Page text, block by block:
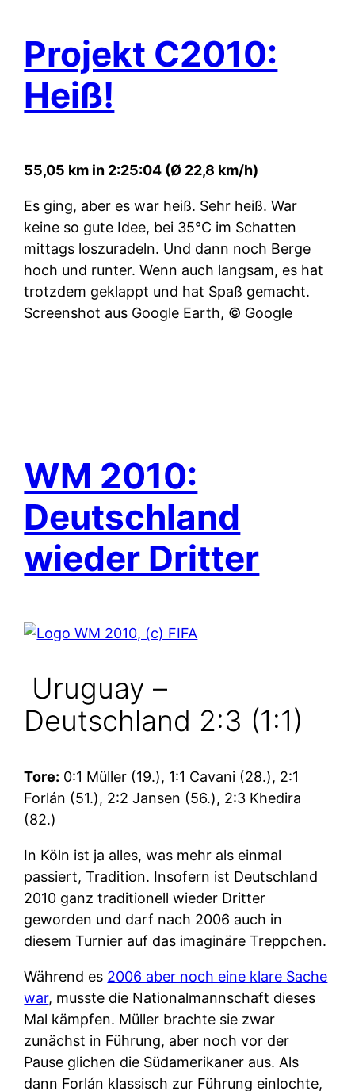
Projekt C2010:
Heiß!
55,05 km in 2:25:04 (Ø 22,8 km/h)
Es ging, aber es war heiß. Sehr heiß. War
keine so gute Idee, bei 35°C im Schatten
mittags loszuradeln. Und dann noch Berge
hoch und runter. Wenn auch langsam, es hat
trotzdem geklappt und hat Spaß gemacht.
Screenshot aus Google Earth, © Google
WM 2010:
Deutschland
wieder Dritter
Uruguay –
Deutschland 2:3 (1:1)
Tore: 0:1 Müller (19.), 1:1 Cavani (28.), 2:1
Forlán (51.), 2:2 Jansen (56.), 2:3 Khedira
(82.)
In Köln ist ja alles, was mehr als einmal
passiert, Tradition. Insofern ist Deutschland
2010 ganz traditionell wieder Dritter
geworden und darf nach 2006 auch in
diesem Turnier auf das imaginäre Treppchen.
Während es 2006 aber noch eine klare Sache
war, musste die Nationalmannschaft dieses
Mal kämpfen. Müller brachte sie zwar
zunächst in Führung, aber noch vor der
Pause glichen die Südamerikaner aus. Als
dann Forlán klassisch zur Führung einlochte,